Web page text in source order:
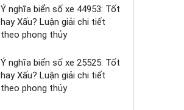
Ý nghĩa biển số xe 44953: Tốt
hay Xấu? Luận giải chi tiết
theo phong thủy
Ý nghĩa biển số xe 25525: Tốt
hay Xấu? Luận giải chi tiết
theo phong thủy